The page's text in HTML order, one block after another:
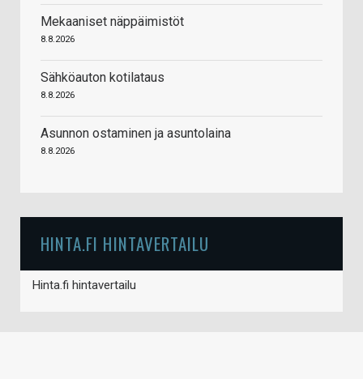
Mekaaniset näppäimistöt
8.8.2026
Sähköauton kotilataus
8.8.2026
Asunnon ostaminen ja asuntolaina
8.8.2026
HINTA.FI HINTAVERTAILU
Hinta.fi hintavertailu